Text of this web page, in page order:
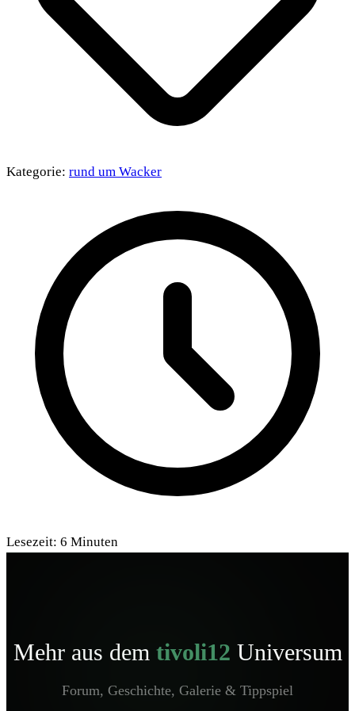
Kategorie: rund um Wacker
Lesezeit: 6 Minuten
Mehr aus dem tivoli12 Universum
Forum, Geschichte, Galerie & Tippspiel